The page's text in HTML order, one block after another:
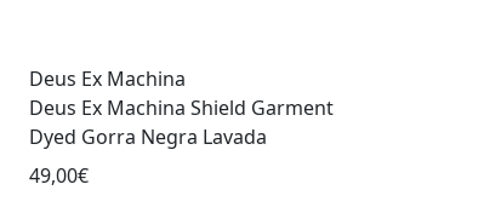
Deus Ex Machina
Deus Ex Machina Shield Garment
Dyed Gorra Negra Lavada
49,00€